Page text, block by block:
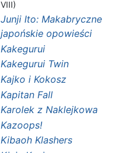
VIII)
Junji Ito: Makabryczne
japońskie opowieści
Kakegurui
Kakegurui Twin
Kajko i Kokosz
Kapitan Fall
Karolek z Naklejkowa
Kazoops!
Kibaoh Klashers